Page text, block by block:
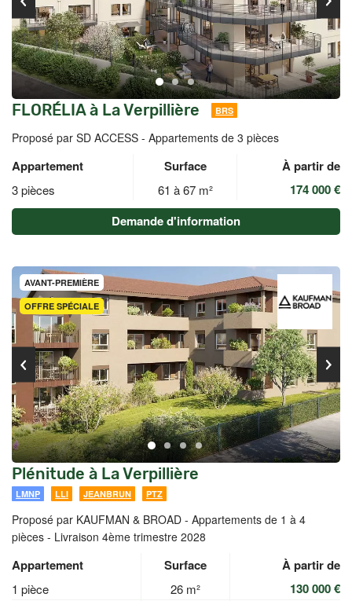
FLORÉLIA à La Verpillière BRS
Proposé par SD ACCESS - Appartements de 3 pièces
Appartement Surface À partir de
3 pièces 61 à 67 m²
174 000 €
Demande d'information
OFFRE SPÉCIALE
AVANT-PREMIÈRE
Plénitude à La Verpillière
LMNP LLI JEANBRUN PTZ
Proposé par KAUFMAN & BROAD - Appartements de 1 à 4
pièces - Livraison 4ème trimestre 2028
Appartement Surface À partir de
1 pièce 26 m² 130 000 €